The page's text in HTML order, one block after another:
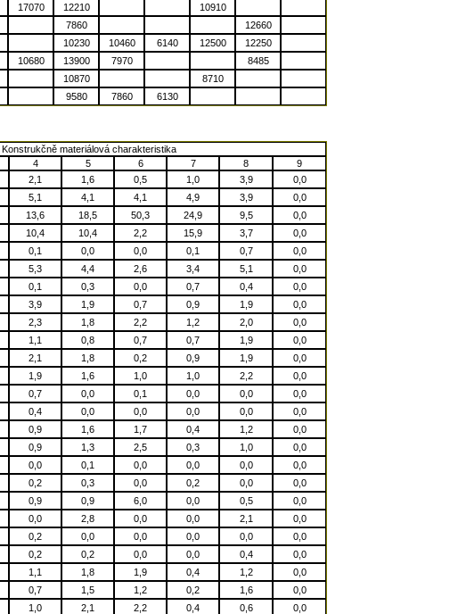
17070 12210
10910
7860
12660
10230 10460 6140 12500
12250
10680 13900 7970
8485
10870
8710
9580 7860 6130
Konstrukčně materiálová charakteristika
4 5 6 7 8
9
2,1 1,6 0,5 1,0 3,9
0,0
5,1 4,1 4,1 4,9 3,9
0,0
13,6 18,5 50,3 24,9 9,5
0,0
10,4 10,4 2,2 15,9 3,7
0,0
0,1 0,0 0,0 0,1 0,7
0,0
5,3 4,4 2,6 3,4 5,1
0,0
0,1 0,3 0,0 0,7 0,4
0,0
3,9 1,9 0,7 0,9 1,9
0,0
2,3 1,8 2,2 1,2 2,0
0,0
1,1 0,8 0,7 0,7 1,9
0,0
2,1 1,8 0,2 0,9 1,9
0,0
1,9 1,6 1,0 1,0 2,2
0,0
0,7 0,0 0,1 0,0 0,0
0,0
0,4 0,0 0,0 0,0 0,0
0,0
0,9 1,6 1,7 0,4 1,2
0,0
0,9 1,3 2,5 0,3 1,0
0,0
0,0 0,1 0,0 0,0 0,0
0,0
0,2 0,3 0,0 0,2 0,0
0,0
0,9 0,9 6,0 0,0 0,5
0,0
0,0 2,8 0,0 0,0 2,1
0,0
0,2 0,0 0,0 0,0 0,0
0,0
0,2 0,2 0,0 0,0 0,4
0,0
1,1 1,8 1,9 0,4 1,2
0,0
0,7 1,5 1,2 0,2 1,6
0,0
1,0 2,1 2,2 0,4 0,6
0,0